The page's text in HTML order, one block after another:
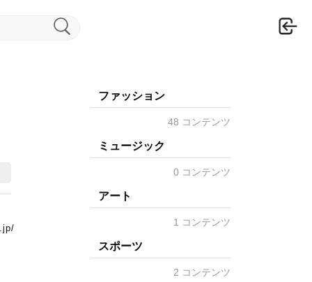
ファッション
48 コンテンツ
ミュージック
0 コンテンツ
アート
1 コンテンツ
スポーツ
2 コンテンツ